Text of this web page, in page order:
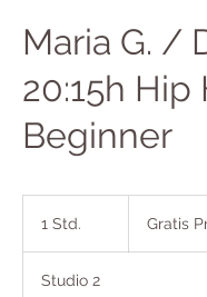
Maria G. /
20:15h Hip
Beginner
1 Std.
d
Gratis
Studio 2